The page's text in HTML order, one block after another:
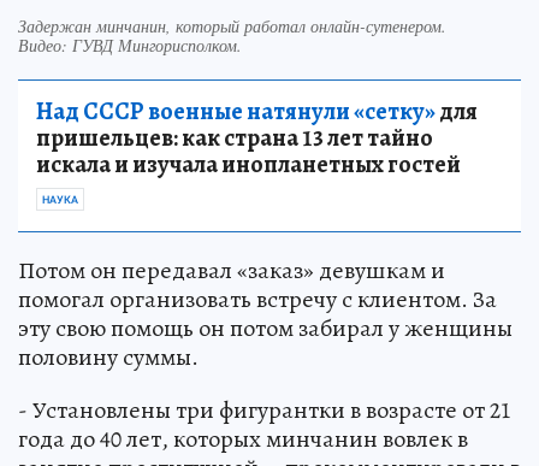
Задержан минчанин, который работал онлайн-сутенером.
Видео: ГУВД Мингорисполком.
Над СССР военные натянули «сетку»для
пришельцев: как страна 13 лет тайно
искала и изучала инопланетных гостей
НАУКА
Потом он передавал «заказ» девушкам и
помогал организовать встречу с клиентом. За
эту свою помощь он потом забирал у женщины
половину суммы.
- Установлены три фигурантки в возрасте от 21
года до 40 лет, которых минчанин вовлек в